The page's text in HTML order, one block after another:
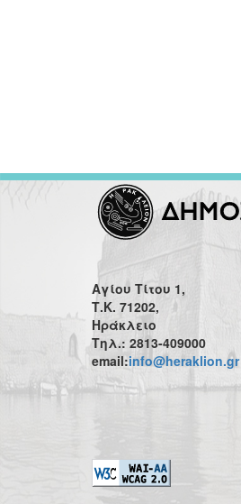
Αγίου Τίτου 1,
Τ.Κ. 71202,
Ηράκλειο
Τηλ.: 2813-409000
email:info@heraklion.gr